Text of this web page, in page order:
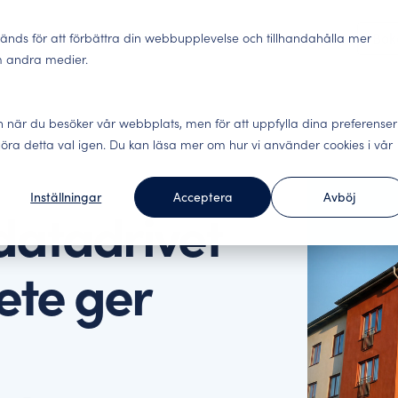
för att förbättra din webbupplevelse och tillhandahålla mer
andra medier.
du besöker vår webbplats, men för att uppfylla dina preferenser
detta val igen. Du kan läsa mer om hur vi använder cookies i vår
Inställningar
Acceptera Avböj
undersökningar för hela kundresan.
tycker
Integrerar mot ledande
Förändringsledning
Engagerade
data levande.
Social hållbarhet –
Utöver konkreta
underlag för
Lösningar
engagerade
Nöjda kunder stannar.
alla viktiga kontaktytor
Insights
och datadriven analys.
Webinar
Här hittar du våra
Benchmark Event
Allt om Benchmark
Abonnemang Om oss
ger